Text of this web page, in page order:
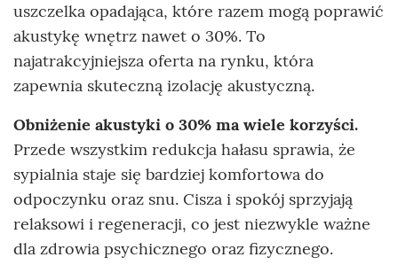
uszczelka opadająca, które razem mogą poprawić
akustykę wnętrz nawet o 30%. To
najatrakcyjniejsza oferta na rynku, która
zapewnia skuteczną izolację akustyczną.
Obniżenie akustyki o 30% ma wiele korzyści.
Przede wszystkim redukcja hałasu sprawia, że
sypialnia staje się bardziej komfortowa do
odpoczynku oraz snu. Cisza i spokój sprzyjają
relaksowi i regeneracji, co jest niezwykle ważne
dla zdrowia psychicznego oraz fizycznego.